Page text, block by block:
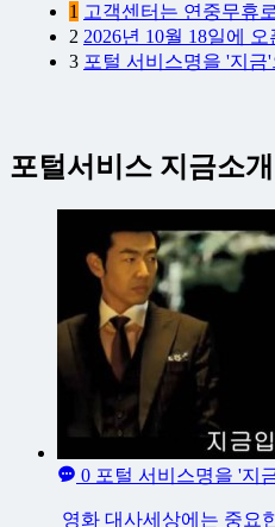
1 고객센터는 연중무휴
2 2026년 10월 18일에
3 포털 서비스명을 '지
포털서비스 지금소개
0 포털 서비스명을 '지
영화 대사세상에는 중요